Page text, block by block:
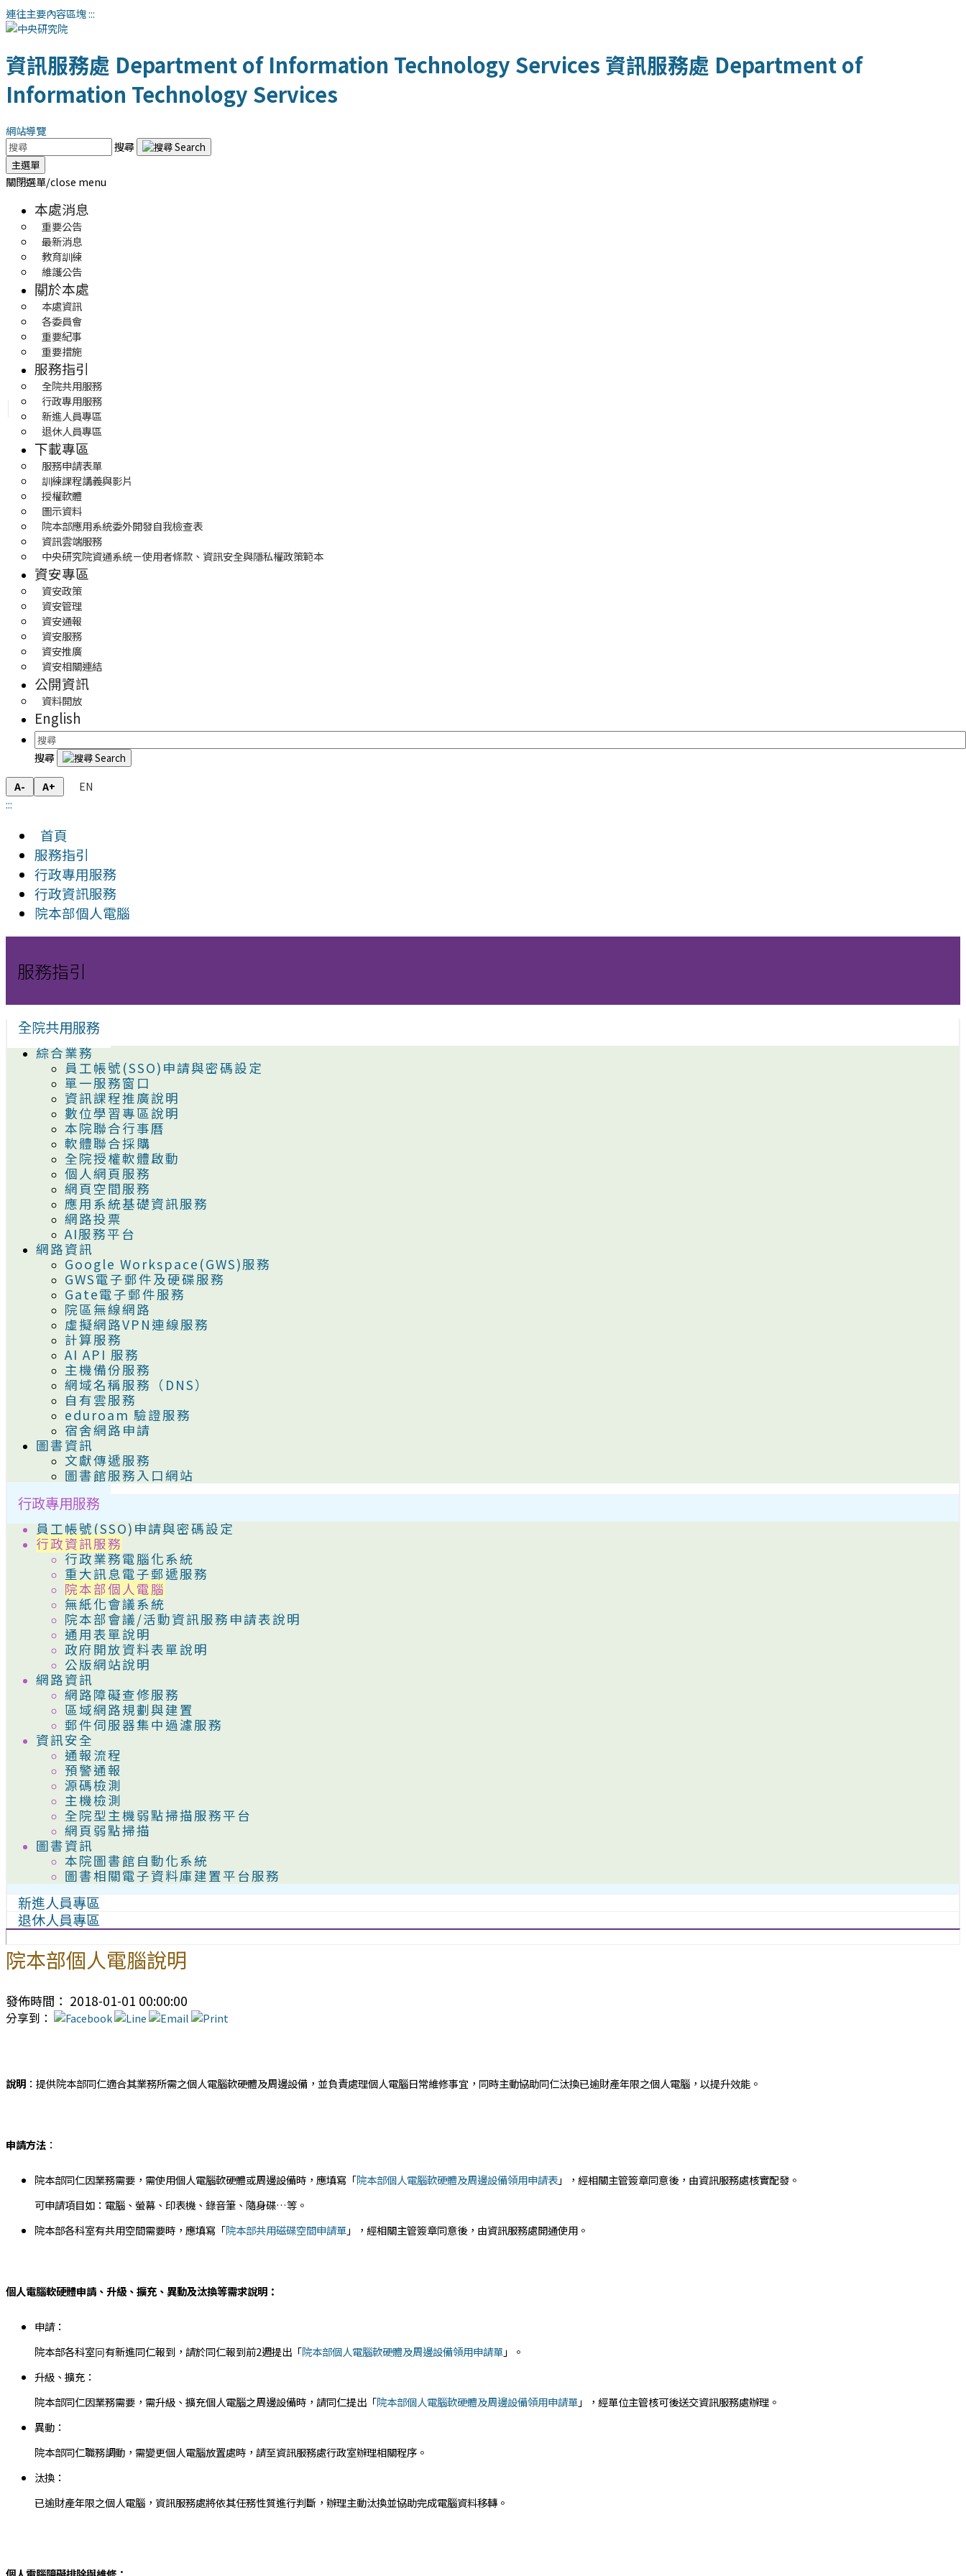
連往主要內容區塊:::
資訊服務處 Department of Information Technology Services 資訊服務處 Department of
Information Technology Services
網站導覽
搜尋
主選單
關閉選單/close menu
本處消息
重要公告
最新消息
教育訓練
維護公告
關於本處
本處資訊
各委員會
重要紀事
重要措施
服務指引
全院共用服務
行政專用服務
新進人員專區
退休人員專區
下載專區
服務申請表單
訓練課程講義與影片
授權軟體
圖示資料
院本部應用系統委外開發自我檢查表
資訊雲端服務
中央研究院資通系統－使用者條款、資訊安全與隱私權政策範本
資安專區
資安政策
資安管理
資安通報
資安服務
資安推廣
資安相關連結
公開資訊
資料開放
English
搜尋
A- A+
EN
:::
首頁
服務指引
行政專用服務
行政資訊服務
院本部個人電腦
服務指引
全院共用服務
綜合業務
員工帳號(SSO)申請與密碼設定
單一服務窗口
資訊課程推廣說明
數位學習專區說明
本院聯合行事曆
軟體聯合採購
全院授權軟體啟動
個人網頁服務
網頁空間服務
應用系統基礎資訊服務
網路投票
AI服務平台
網路資訊
Google Workspace(GWS)服務
GWS電子郵件及硬碟服務
Gate電子郵件服務
院區無線網路
虛擬網路VPN連線服務
計算服務
AI API 服務
主機備份服務
網域名稱服務（DNS）
自有雲服務
eduroam 驗證服務
宿舍網路申請
圖書資訊
文獻傳遞服務
圖書館服務入口網站
行政專用服務
員工帳號(SSO)申請與密碼設定
行政資訊服務
行政業務電腦化系統
重大訊息電子郵遞服務
院本部個人電腦
無紙化會議系統
院本部會議/活動資訊服務申請表說明
通用表單說明
政府開放資料表單說明
公版網站說明
網路資訊
網路障礙查修服務
區域網路規劃與建置
郵件伺服器集中過濾服務
資訊安全
通報流程
預警通報
源碼檢測
主機檢測
全院型主機弱點掃描服務平台
網頁弱點掃描
圖書資訊
本院圖書館自動化系統
圖書相關電子資料庫建置平台服務
新進人員專區
退休人員專區
院本部個人電腦說明
發佈時間： 2018-01-01 00:00:00
分享到：
說明 ：提供院本部同仁適合其業務所需之個人電腦軟硬體及周邊設備，並負責處理個人電腦日常維修事宜，同時主動協助同仁汰換已逾財產年限之個人電腦，以提升效能。
申請方法 ：
院本部同仁因業務需要，需使用個人電腦軟硬體或周邊設備時，應填寫「院本部個人電腦軟硬體及周邊設備領用申請表」，經相關主管簽章同意後，由資訊服務處核實配發。
可申請項目如：電腦、螢幕、印表機、錄音筆、隨身碟…等。
院本部各科室有共用空間需要時，應填寫「院本部共用磁碟空間申請單」，經相關主管簽章同意後，由資訊服務處開通使用。
個人電腦軟硬體申請、升級、擴充、異動及汰換等需求說明：
申請：
院本部各科室冋有新進同仁報到，請於同仁報到前2週提出「院本部個人電腦軟硬體及周邊設備領用申請單」。
升級、擴充：
院本部同仁因業務需要，需升級、擴充個人電腦之周邊設備時，請同仁提出「院本部個人電腦軟硬體及周邊設備領用申請單」，經單位主管核可後送交資訊服務處辦理。
異動：
院本部同仁職務調動，需變更個人電腦放置處時，請至資訊服務處行政室辦理相關程序。
汰換：
已逾財產年限之個人電腦，資訊服務處將依其任務性質進行判斷，辦理主動汰換並協助完成電腦資料移轉。